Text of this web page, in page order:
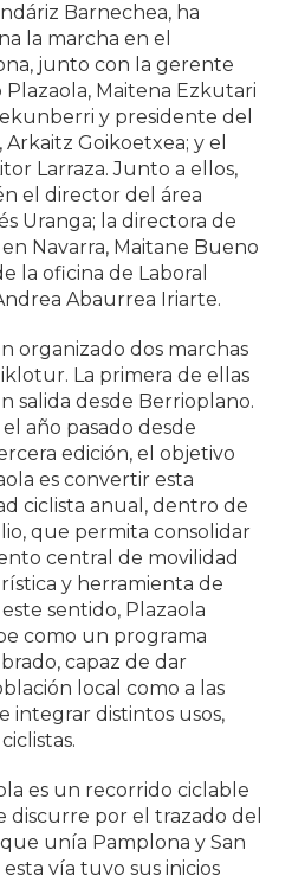
Barnechea, ha
la marcha en el
junto con la gerente
Maitena Ezkutari
y presidente del
Goikoetxea; y el
Larraza. Junto a ellos,
el director del área
Uranga; la directora de
Navarra, Maitane Bueno
la oficina de Laboral
Abaurrea Iriarte.
organizado dos marchas
La primera de ellas
salida desde Berrioplano.
año pasado desde
edición, el objetivo
es convertir esta
ciclista anual, dentro de
que permita consolidar
central de movilidad
y herramienta de
sentido, Plazaola
como un programa
capaz de dar
local como a las
integrar distintos usos,
es un recorrido ciclable
por el trazado del
unía Pamplona y San
vía tuvo sus inicios